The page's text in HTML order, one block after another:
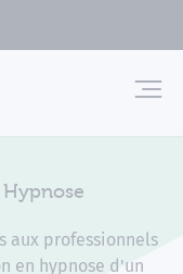
aux professionnels
en hypnose d'un